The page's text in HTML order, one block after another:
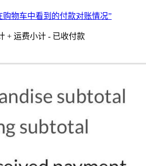
购物车中看到的付款对账情况”
+ 运费小计 - 已收付款